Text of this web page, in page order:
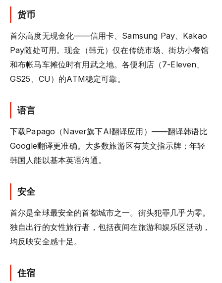
货币
首尔高度无现金化——信用卡、Samsung Pay、Kakao
Pay随处可用。现金（韩元）仅在传统市场、街坊小餐馆
和布帐马车摊位时有用武之地。各便利店（7-Eleven、
GS25、CU）的ATM稳定可靠。
语言
下载Papago（Naver旗下AI翻译应用）——翻译韩语比
Google翻译更准确。大多数旅游区有英文指示牌；年轻
韩国人能以基本英语沟通。
安全
首尔是全球最安全的首都城市之一。街头犯罪几乎为零。
独自出行的女性旅行者，包括夜间在旅游和娱乐区活动，
均反映安全感十足。
住宿